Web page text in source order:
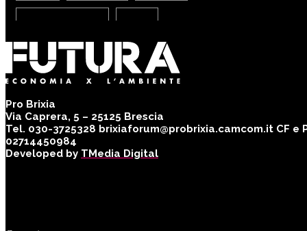
Pro Brixia
Via Caprera, 5 – 25125 Brescia
Tel. 030-3725328 brixiaforum@probrixia.camcom.it CF e
02714450984
Developed by TMedia Digital